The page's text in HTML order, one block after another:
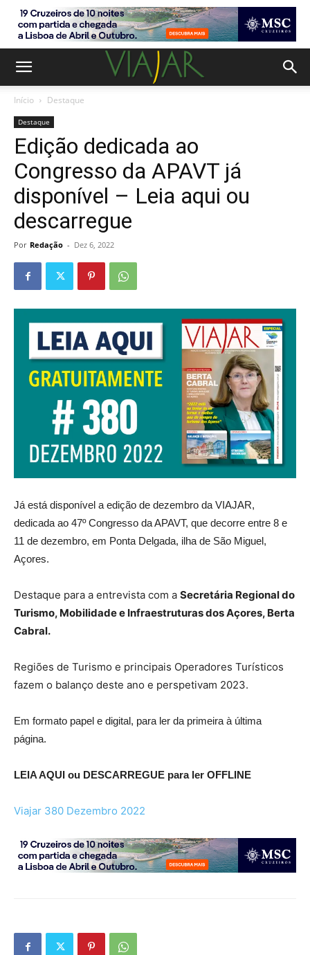
Início Destaque
Destaque
Edição dedicada ao
Congresso da APAVT já
disponível – Leia aqui ou
descarregue
Por Redação - Dez 6, 2022
Já está disponível a edição de dezembro da VIAJAR,
dedicada ao 47º Congresso da APAVT, que decorre entre 8 e
11 de dezembro, em Ponta Delgada, ilha de São Miguel,
Açores.
Destaque para a entrevista com a Secretária Regional do
Turismo, Mobilidade e Infraestruturas dos Açores, Berta
Cabral.
Regiões de Turismo e principais Operadores Turísticos
fazem o balanço deste ano e perspetivam 2023.
Em formato papel e digital, para ler da primeira à última
página.
LEIA AQUI ou DESCARREGUE para ler OFFLINE
Viajar 380 Dezembro 2022